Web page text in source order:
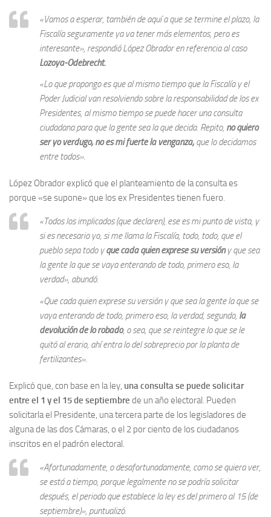
«Vamos a esperar, también de aquí a que se termine el plazo, la
Fiscalía seguramente ya va tener más elementos, pero es
interesante», respondió López Obrador en referencia al caso
Lozoya-Odebrecht.
«Lo que propongo es que al mismo tiempo que la Fiscalía y el
Poder Judicial van resolviendo sobre la responsabilidad de los ex
Presidentes, al mismo tiempo se puede hacer una consulta
ciudadana para que la gente sea la que decida. Repito, no quiero
ser yo verdugo, no es mi fuerte la venganza, que lo decidamos
entre todos».
López Obrador explicó que el planteamiento de la consulta es
porque «se supone» que los ex Presidentes tienen fuero.
«Todos los implicados (que declaren), ese es mi punto de vista, y
si es necesario yo, si me llama la Fiscalía, todo, todo, que el
pueblo sepa todo yque cada quien exprese su versióny que sea
la gente la que se vaya enterando de todo, primero eso, la
verdad», abundó.
«Que cada quien exprese su versión y que sea la gente la que se
vaya enterando de todo, primero eso, la verdad, segundo, la
devolución de lo robado, o sea, que se reintegre lo que se le
quitó al erario, ahí entra lo del sobreprecio por la planta de
fertilizantes».
Explicó que, con base en la ley, una consulta se puede solicitar
entre el 1 y el 15 de septiembre de un año electoral. Pueden
solicitarla el Presidente, una tercera parte de los legisladores de
alguna de las dos Cámaras, o el 2 por ciento de los ciudadanos
inscritos en el padrón electoral.
«Afortunadamente, o desafortunadamente, como se quiera ver,
se está a tiempo, porque legalmente no se podría solicitar
después, el periodo que establece la ley es del primero al 15 (de
septiembre)», puntualizó.